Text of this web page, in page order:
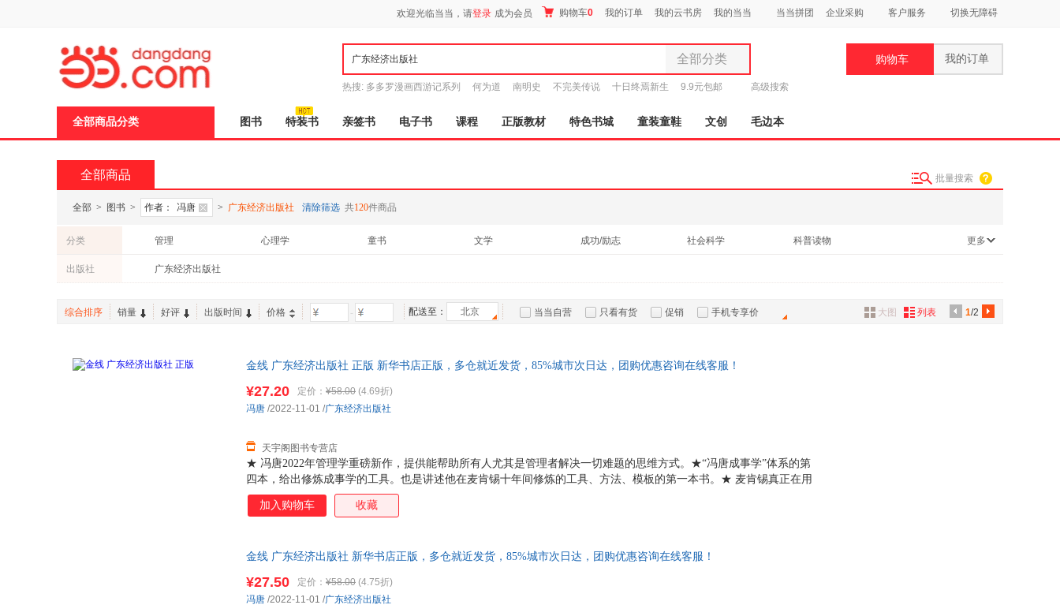
欢迎光临当当，请登录 成为会员 购物车0 我的订单 我的云书房 我的当当 当当拼团 企业采购 客户服务 切换无障碍
全部分类
全部分类
图书
电子书
玩具
家具装饰
箱包皮具
手机通讯
数码影音
热搜: 多多罗漫画西游记系列 何为道 南明史 不完美传说 十日终焉新生 9.9元包邮 高级搜索
购物车 我的订单
全部商品分类 图书 特装书 亲签书 电子书 课程 正版教材 特色书城 童装童鞋 文创 毛边本
全部商品 批量搜索
全部 > 图书 > 作者： 冯唐 > 广东经济出版社 清除筛选 共120件商品
分类 管理 心理学 童书 文学 成功/励志 社会科学
科普读物
中小学用书
更多
出版社 广东经济出版社
综合排序 销量 好评 出版时间 价格 - 配送至： 北京 当当自营 只看有货 促销 手机专享价 1/2
大图 列表
金线 广东经济出版社 正版 新华书店正版，多仓就近发货，85%城市次日达，团购优惠咨询在线客服！
★ 冯唐2022年管理学重磅新作，提供能帮助所有人尤其是管理者解决一切难题的思维方式。★“冯唐成事学”体系的第
四本，给出修炼成事学的工具。也是讲述他在麦肯锡十年间修炼的工具、方法、模板的第一本书。★ 麦肯锡真正在用
的管理工具。金字塔原理只是战术技巧，而金线原理才是战略思想。向高级解难者学习如何解决不知如何下手的复杂
问题。★ 职场推荐管理利器。独立解决问题，管理手下、带领团队，与同事交流心得，向上级汇报成果，必不可少。
的问题都可以用一根金线来解决，从此面对理不清头绪的问题时不再苦恼。★
¥27.20 定价： ¥58.00 (4.69折)
天宇阁图书专营店
冯唐 /2022-11-01 /广东经济出版社
加入购物车 收藏
金线 广东经济出版社 新华书店正版，多仓就近发货，85%城市次日达，团购优惠咨询在线客服！
¥27.50 定价： ¥58.00 (4.75折)
冯唐 /2022-11-01 /广东经济出版社
页